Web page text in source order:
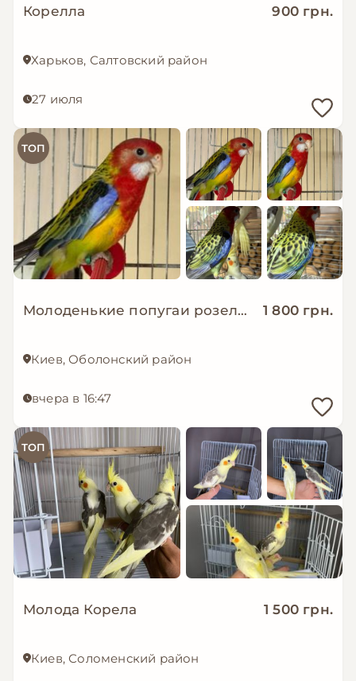
Корелла 900 грн.
Харьков, Салтовский район
27 июля
ТОП
Молоденькие попугаи розелла 1 800 грн.
Киев, Оболонский район
вчера в 16:47
ТОП
Молода Корела 1 500 грн.
Киев, Соломенский район